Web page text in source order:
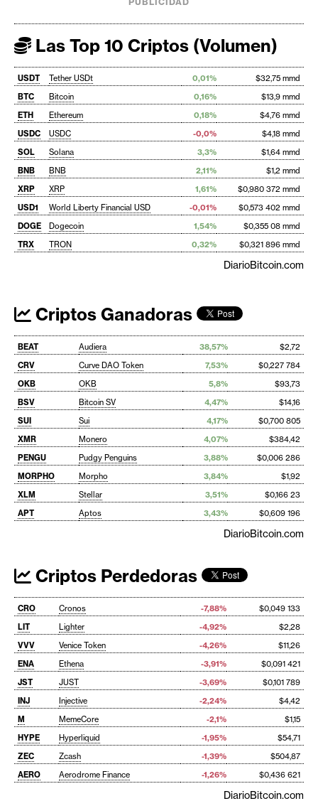
Las Top 10 Criptos (Volumen)
USDT Tether USDt 0,01%
$32,75 mmd
BTC
Bitcoin 0,16%
$13,9 mmd
ETH
Ethereum 0,18%
$4,76 mmd
USDC
USDC -0,0%
$4,18 mmd
SOL
Solana 3,3%
$1,64 mmd
BNB
BNB 2,11%
$1,2 mmd
XRP
XRP 1,61%
$0,980 372 mmd
USD1
World Liberty Financial USD -0,01%
$0,573 402 mmd
DOGE
Dogecoin 1,54%
$0,355 08 mmd
TRX
TRON 0,32% $0,321 896 mmd
DiarioBitcoin.com
Criptos Ganadoras
BEAT Audiera 38,57%
$2,72
CRV
Curve DAO Token 7,53%
$0,227 784
OKB
OKB 5,8%
$93,73
BSV
Bitcoin SV 4,47%
$14,16
SUI
Sui 4,17%
$0,700 805
XMR
Monero 4,07%
$384,42
PENGU
Pudgy Penguins 3,88%
$0,006 286
MORPHO
Morpho 3,84%
$1,92
XLM
Stellar 3,51%
$0,166 23
APT
Aptos 3,43% $0,609 196
DiarioBitcoin.com
Criptos Perdedoras
CRO Cronos -7,88%
$0,049 133
LIT
Lighter -4,92%
$2,28
VVV
Venice Token -4,26%
$11,26
ENA
Ethena -3,91%
$0,091 421
JST
JUST -3,69%
$0,101 789
INJ
Injective -2,24%
$4,42
M
MemeCore -2,1%
$1,15
HYPE
Hyperliquid -1,95%
$54,71
ZEC
Zcash -1,39%
$504,87
AERO
Aerodrome Finance -1,26% $0,436 621
DiarioBitcoin.com